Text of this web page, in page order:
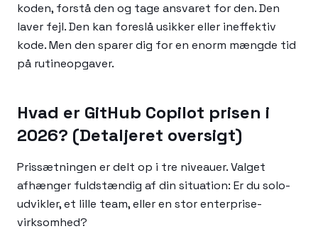
koden, forstå den og tage ansvaret for den. Den
laver fejl. Den kan foreslå usikker eller ineffektiv
kode. Men den sparer dig for en enorm mængde tid
på rutineopgaver.
Hvad er GitHub Copilot prisen i
2026? (Detaljeret oversigt)
Prissætningen er delt op i tre niveauer. Valget
afhænger fuldstændig af din situation: Er du solo-
udvikler, et lille team, eller en stor enterprise-
virksomhed?